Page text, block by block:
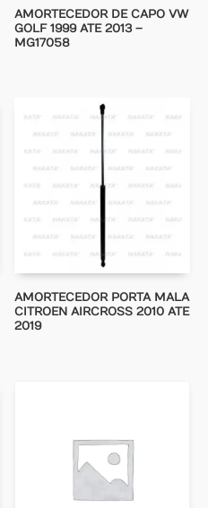
AMORTECEDOR DE CAPO VW
GOLF 1999 ATE 2013 –
MG17058
AMORTECEDOR PORTA MALA
CITROEN AIRCROSS 2010 ATE
2019